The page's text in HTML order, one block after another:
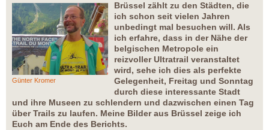
Günter Kromer
Brüssel zählt zu den Städten, die
ich schon seit vielen Jahren
unbedingt mal besuchen will. Als
ich erfahre, dass in der Nähe der
belgischen Metropole ein
reizvoller Ultratrail veranstaltet
wird, sehe ich dies als perfekte
Gelegenheit, Freitag und Sonntag
durch diese interessante Stadt
und ihre Museen zu schlendern und dazwischen einen Tag
über Trails zu laufen. Meine Bilder aus Brüssel zeige ich
Euch am Ende des Berichts.